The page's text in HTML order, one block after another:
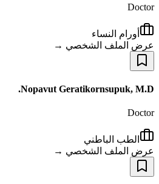
Doctor
أورام النساء
عرض الملف الشخصي →
Nopavut Geratikornsupuk, M.D.
Doctor
الطب الباطني
عرض الملف الشخصي →